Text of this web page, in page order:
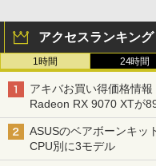
アクセスランキング
1時間 24時間
アキバお買い得価格情報
Radeon RX 9070 XTが
型モニターが9,801円、
ASUSのベアボーンキッ
CPU別に3モデル